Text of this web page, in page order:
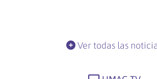
Ver todas las